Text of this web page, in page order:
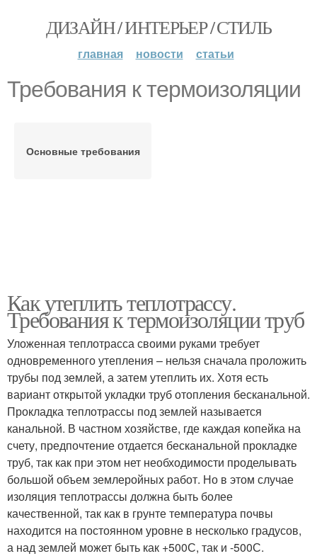
ДИЗАЙН / ИНТЕРЬЕР / СТИЛЬ
главная новости статьи
Требования к термоизоляции
Основные требования
Как утеплить теплотрассу.
Требования к термоизоляции труб
Уложенная теплотрасса своими руками требует
одновременного утепления – нельзя сначала проложить
трубы под землей, а затем утеплить их. Хотя есть
вариант открытой укладки труб отопления бесканальной.
Прокладка теплотрассы под землей называется
канальной. В частном хозяйстве, где каждая копейка на
счету, предпочтение отдается бесканальной прокладке
труб, так как при этом нет необходимости проделывать
большой объем землеройных работ. Но в этом случае
изоляция теплотрассы должна быть более
качественной, так как в грунте температура почвы
находится на постоянном уровне в несколько градусов,
а над землей может быть как +500С, так и -500С.